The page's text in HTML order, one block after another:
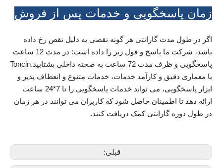
زمان پاسخگویی و خدمات پس از فروش
اگر در طول مدت گارانتی هر گونه نقصی به دلیل نقص رخ داده
باشد، شرکت ما پاسخ و قول زیر را داده است: در مدت 12 ساعت
پاسخگویی و ظرف مدت 72 ساعت به صحنه داخلی بشتابید.Toncin
با معماری دقیق و کارآمد خدمات، خدمات متنوع و انعطاف پذیر و
ابزار پاسخگویی، می تواند خدمات پاسخگویی را تا 7*24 ساعت
ارائه دهد تا اطمینان حاصل شود که کاربران می توانند در هر زمان
در طول دوره گارانتی کمک دریافت کنند.
قبلی: